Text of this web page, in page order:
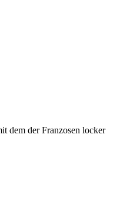
dem der Franzosen locker